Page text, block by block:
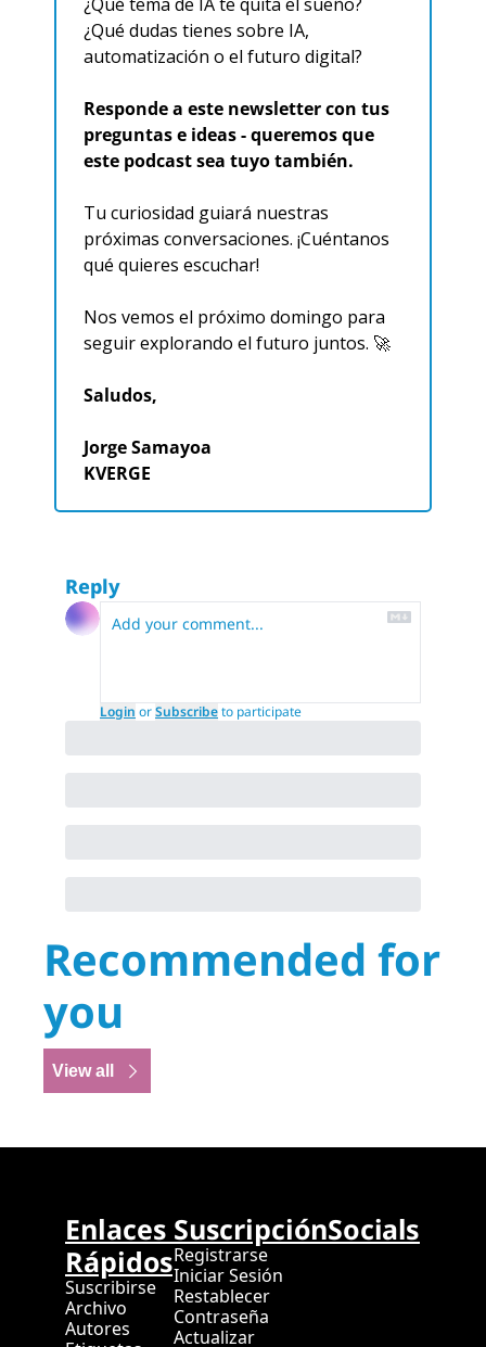
¿Qué dudas tienes sobre IA,
automatización o el futuro digital?
Responde a este newsletter con tus
preguntas e ideas - queremos que
este podcast sea tuyo también.
Tu curiosidad guiará nuestras
próximas conversaciones. ¡Cuéntanos
qué quieres escuchar!
Nos vemos el próximo domingo para
seguir explorando el futuro juntos. 🚀
Saludos,
Jorge Samayoa
KVERGE
Reply
Login orSubscribeto participate
Recommended for
you
View all
Enlaces
Rápidos
Suscribirse
Archivo
Autores
Suscripción
Registrarse
Iniciar Sesión
Restablecer
Contraseña
Actualizar
Socials